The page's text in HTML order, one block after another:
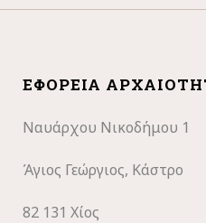
ΕΦΟΡΕΊΑ
Ναυάρχου Νικοδήμου 1
Άγιος Γεώργιος, Κάστρο
82 131 Χίος